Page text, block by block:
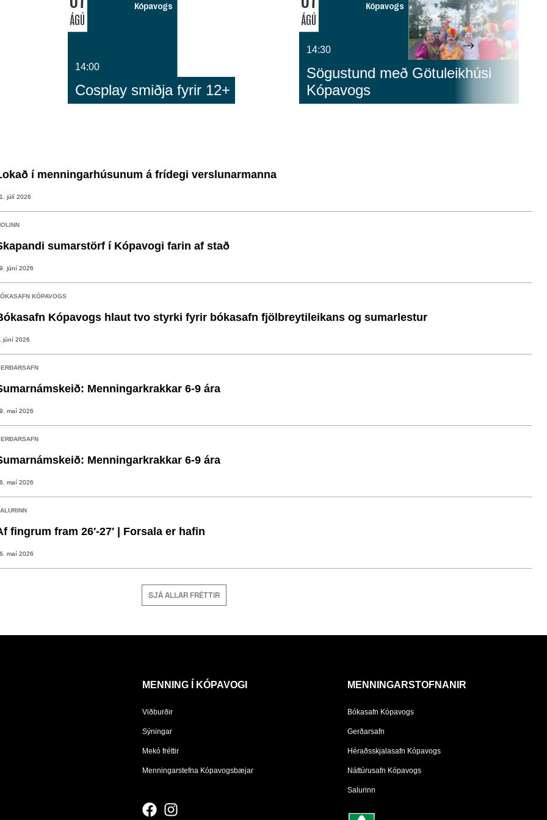
ÁGÚ
Kópavogs
14:00
Cosplay smiðja fyrir 12+
ÁGÚ
Kópavogs
14:30
Sögustund með Götuleikhúsi
Kópavogs
í menningarhúsunum á frídegi verslunarmanna
júlí 2026
sumarstörf í Kópavogi farin af stað
júní 2026
KÓPAVOGS
Kópavogs hlaut tvo styrki fyrir bókasafn fjölbreytileikans og sumarlestur
júní 2026
Menningarkrakkar 6-9 ára
maí 2026
Menningarkrakkar 6-9 ára
maí 2026
fingrum fram 26′-27′ | Forsala er hafin
maí 2026
SJÁ ALLAR FRÉTTIR
MENNING Í KÓPAVOGI
Viðburðir
Sýningar
Mekó fréttir
Menningarstefna Kópavogsbæjar
MENNINGARSTOFNANIR
Bókasafn Kópavogs
Gerðarsafn
Héraðsskjalasafn Kópavogs
Náttúrusafn Kópavogs
Salurinn